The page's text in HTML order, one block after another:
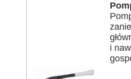
i